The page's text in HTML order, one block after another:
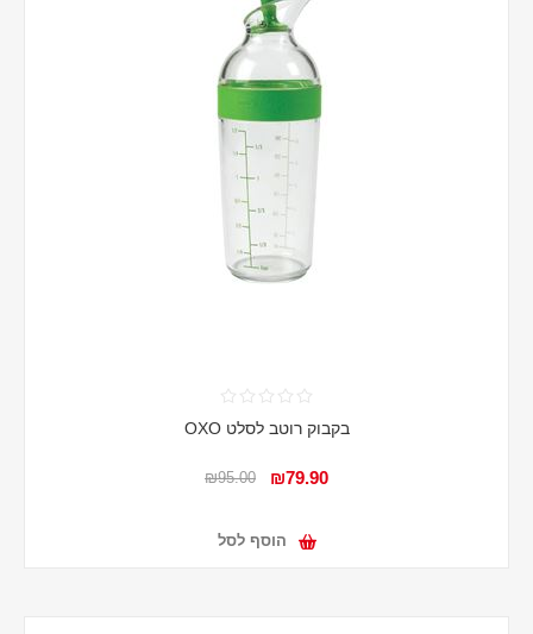
בקבוק רוטב לסלט OXO
₪79.90
₪95.00
הוסף לסל